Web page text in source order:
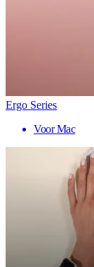
Ergo Series
Voor Mac